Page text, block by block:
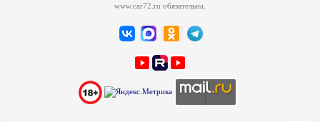
www.car72.ru обязательна.